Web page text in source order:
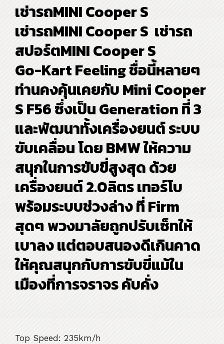
เช่ารถMINI Cooper S
เช่ารถMINI Cooper S เช่ารถ
สปอร์ตMINI Cooper S
Go-Kart Feeling ชื่อนี้หลายๆ
ท่านคงคุ้นเคยกับ Mini Cooper
S F56 ซึ่งเป็น Generation ที่ 3
และพัฒนาทั้งเครื่องยนต์ ระบบ
ขับเคลื่อน โดย BMW ให้ความ
สนุกในการขับขี่สูงสุด ด้วย
เครื่องยนต์ 2.0ลิตร เทอร์โบ
พร้อมระบบช่วงล่าง ที่ Firm
สุดๆ พวงมาลัยถูกปรับเซ็ทให้
เบาลง แต่ตอบสนองดีเกินคาด
ให้คุณสนุกกับการขับขี่แม้ใน
เมืองที่การจราจร คับคั่ง
Top Speed: 235km/h